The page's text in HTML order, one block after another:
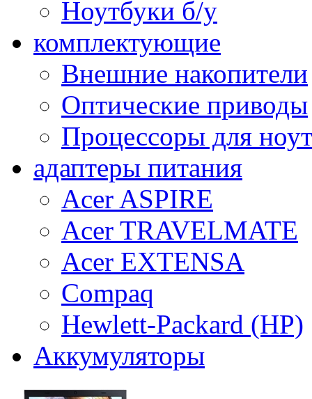
Ноутбуки б/у
комплектующие
Внешние накопители
Оптические приводы
Процессоры для
адаптеры питания
Acer ASPIRE
Acer TRAVELMATE
Acer EXTENSA
Compaq
Hewlett-Packard (HP)
Аккумуляторы